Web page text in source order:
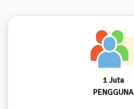
1 Juta
PENGGUNA